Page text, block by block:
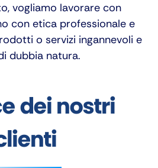
vogliamo lavorare con
con etica professionale e
o servizi ingannevoli e
dubbia natura.
dei nostri